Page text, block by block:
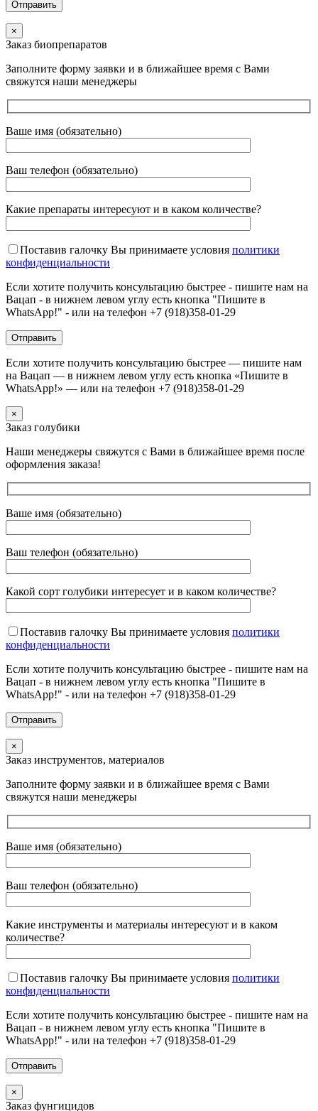
×
Заказ биопрепаратов
Заполните форму заявки и в ближайшее время с Вами
свяжутся наши менеджеры
Ваше имя (обязательно)
Ваш телефон (обязательно)
Какие препараты интересуют и в каком количестве?
Поставив галочку Вы принимаете условия политики
конфиденциальности
Если хотите получить консультацию быстрее - пишите нам на
Вацап - в нижнем левом углу есть кнопка "Пишите в
WhatsApp!" - или на телефон +7 (918)358-01-29
Если хотите получить консультацию быстрее — пишите нам
на Вацап — в нижнем левом углу есть кнопка «Пишите в
WhatsApp!» — или на телефон +7 (918)358-01-29
×
Заказ голубики
Наши менеджеры свяжутся с Вами в ближайшее время после
оформления заказа!
Ваше имя (обязательно)
Ваш телефон (обязательно)
Какой сорт голубики интересует и в каком количестве?
Поставив галочку Вы принимаете условия политики
конфиденциальности
Если хотите получить консультацию быстрее - пишите нам на
Вацап - в нижнем левом углу есть кнопка "Пишите в
WhatsApp!" - или на телефон +7 (918)358-01-29
×
Заказ инструментов, материалов
Заполните форму заявки и в ближайшее время с Вами
свяжутся наши менеджеры
Ваше имя (обязательно)
Ваш телефон (обязательно)
Какие инструменты и материалы интересуют и в каком
количестве?
Поставив галочку Вы принимаете условия политики
конфиденциальности
Если хотите получить консультацию быстрее - пишите нам на
Вацап - в нижнем левом углу есть кнопка "Пишите в
WhatsApp!" - или на телефон +7 (918)358-01-29
×
Заказ фунгицидов